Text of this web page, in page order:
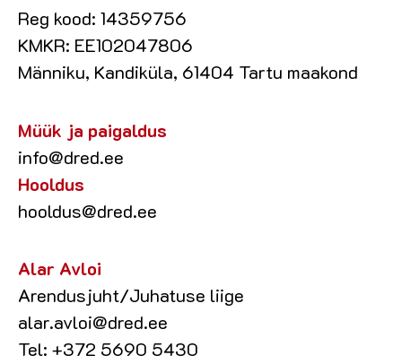
Reg kood: 14359756
KMKR: EE102047806
Männiku, Kandiküla, 61404 Tartu maakond
Müük ja paigaldus
info@dred.ee
Hooldus
hooldus@dred.ee
Alar Avloi
Arendusjuht/Juhatuse liige
alar.avloi@dred.ee
Tel: +372 5690 5430